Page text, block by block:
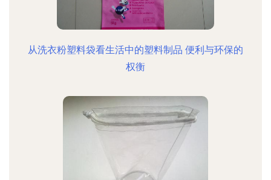
从洗衣粉塑料袋看生活中的塑料制品 便利与环保的
权衡